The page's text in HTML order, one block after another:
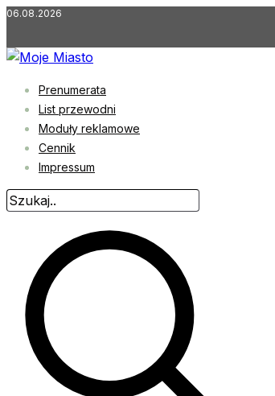
Przejdź
treści
06.08.2026
Prenumerata
List przewodni
Moduły reklamowe
Cennik
Impressum